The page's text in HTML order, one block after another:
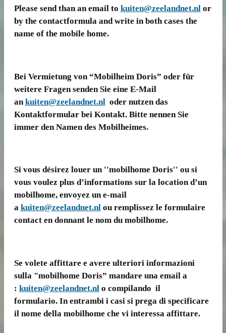
Please send than an email to kuiten@zeelandnet.nl or
by the contactformula and write in both cases the
name of the mobile home.
Bei Vermietung von “Mobilheim Doris” oder für
weitere Fragen senden Sie eine E-Mail
an kuiten@zeelandnet.nl oder nutzen das
Kontaktformular bei Kontakt. Bitte nennen Sie
immer den Namen des Mobilheimes.
Si vous désirez louer un ''mobilhome Doris'' ou si
vous voulez plus d’informations sur la location d’un
mobilhome, envoyez un e-mail
a kuiten@zeelandnet.nl ou remplissez le formulaire
contact en donnant le nom du mobilhome.
Se volete affittare e avere ulteriori informazioni
sulla "mobilhome Doris” mandare una email a
: kuiten@zeelandnet.nlo compilando il
formulario. In entrambi i casi si prega di specificare
il nome della mobilhome che vi interessa affittare.